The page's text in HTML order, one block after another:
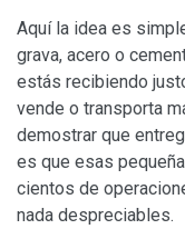
Aquí la idea es
grava, acero o
estás recibiendo
vende o transporta
demostrar que
es que esas
cientos de
nada despreciables.